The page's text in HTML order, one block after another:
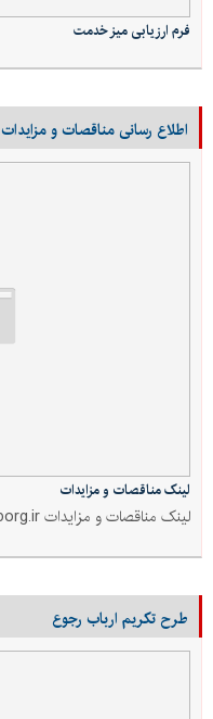
فرم ارزیابی میز خدمت
اطلاع رسانی مناقصات و مزایدات
لینک مناقصات و مزایدات
لینک مناقصات و مزایدات https://iets.mporg.ir
طرح تکریم ارباب رجوع